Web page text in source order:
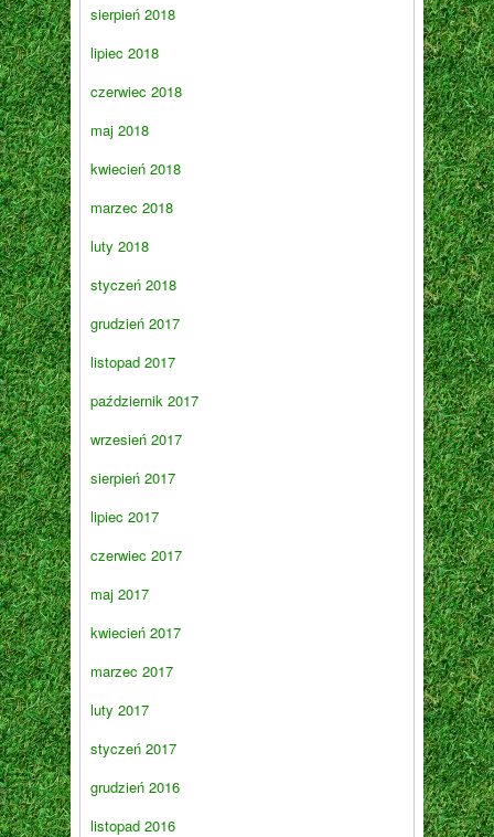
sierpień 2018
lipiec 2018
czerwiec 2018
maj 2018
kwiecień 2018
marzec 2018
luty 2018
styczeń 2018
grudzień 2017
listopad 2017
październik 2017
wrzesień 2017
sierpień 2017
lipiec 2017
czerwiec 2017
maj 2017
kwiecień 2017
marzec 2017
luty 2017
styczeń 2017
grudzień 2016
listopad 2016